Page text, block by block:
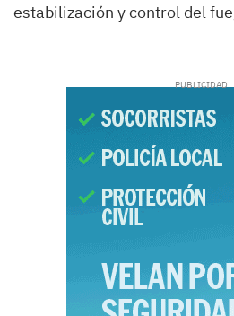
estabilización y control del